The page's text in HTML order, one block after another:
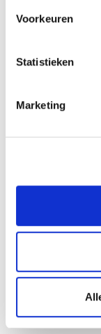
Voorkeuren
Statistieken
Marketing